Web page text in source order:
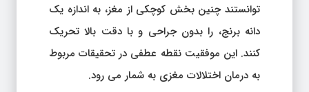
توانستند چنین بخش کوچکی از مغز، به اندازه یک
دانه برنج، را بدون جراحی و با دقت بالا تحریک
کنند. این موفقیت نقطه عطفی در تحقیقات مربوط
به درمان اختلالات مغزی به شمار می رود.